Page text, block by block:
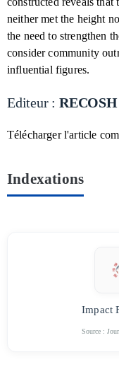
neither met the height
the need to strengthen
consider community
influential figures.
Editeur : RECOSH
Télécharger l'article
Indexations
Impact
Source :